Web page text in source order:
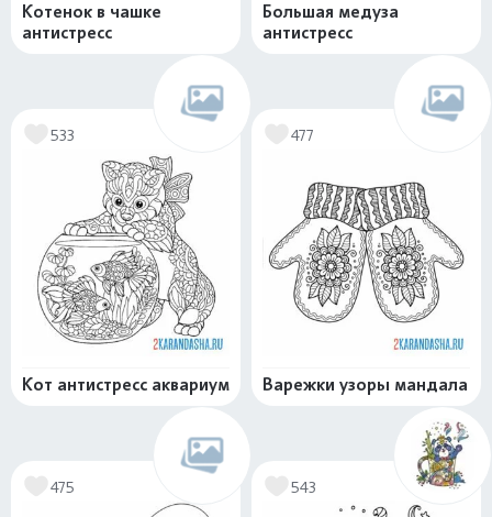
Котенок в чашке
антистресс
Большая медуза
антистресс
533
Кот антистресс аквариум
477
Варежки узоры мандала
475 543